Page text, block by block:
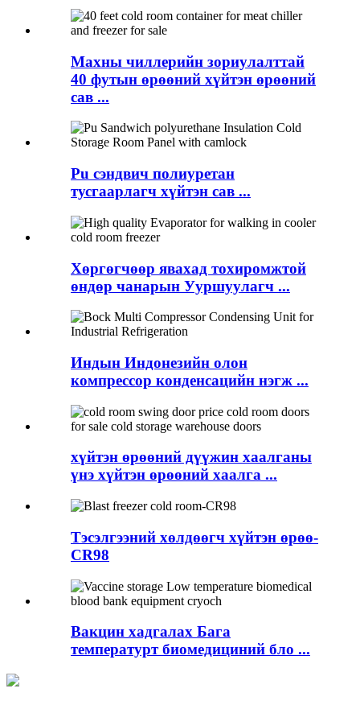
Махны чиллерийн зориулалттай
40 футын өрөөний хүйтэн өрөөний
сав ...
Pu сэндвич полиуретан
тусгаарлагч хүйтэн сав ...
Хөргөгчөөр явахад тохиромжтой
өндөр чанарын Ууршуулагч ...
Индын Индонезийн олон
компрессор конденсацийн нэгж ...
хүйтэн өрөөний дүүжин хаалганы
үнэ хүйтэн өрөөний хаалга ...
Тэсэлгээний хөлдөөгч хүйтэн өрөө-
CR98
Вакцин хадгалах Бага
температурт биомедициний бло ...